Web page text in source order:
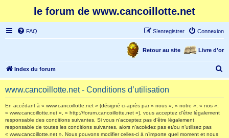
le forum de www.cancoillotte.net
FAQ Connexion
S’enregistrer
Livre d'or
Retour au site
Index du forum
e
www.cancoillotte.net - Conditions d’utilisation
En accédant à « www.cancoillotte.net » (désigné ci-après par « nous », « notre », « nos »,
« www.cancoillotte.net », « http://forum.cancoillotte.net »), vous acceptez d’être légalement
responsable des conditions suivantes. Si vous n’acceptez pas d’être légalement
responsable de toutes les conditions suivantes, alors n’accédez pas et/ou n’utilisez pas
« www.cancoillotte.net ». Nous pouvons modifier celles-ci à n’importe quel moment et nous